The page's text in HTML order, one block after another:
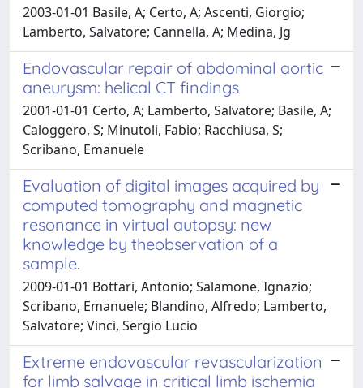
2003-01-01 Basile, A; Certo, A; Ascenti, Giorgio;
Lamberto, Salvatore; Cannella, A; Medina, Jg
Endovascular repair of abdominal aortic
aneurysm: helical CT findings
2001-01-01 Certo, A; Lamberto, Salvatore; Basile, A;
Caloggero, S; Minutoli, Fabio; Racchiusa, S;
Scribano, Emanuele
Evaluation of digital images acquired by
computed tomography and magnetic
resonance in virtual autopsy: new
knowledge by theobservation of a
sample.
2009-01-01 Bottari, Antonio; Salamone, Ignazio;
Scribano, Emanuele; Blandino, Alfredo; Lamberto,
Salvatore; Vinci, Sergio Lucio
Extreme endovascular revascularization
for limb salvage in critical limb ischemia